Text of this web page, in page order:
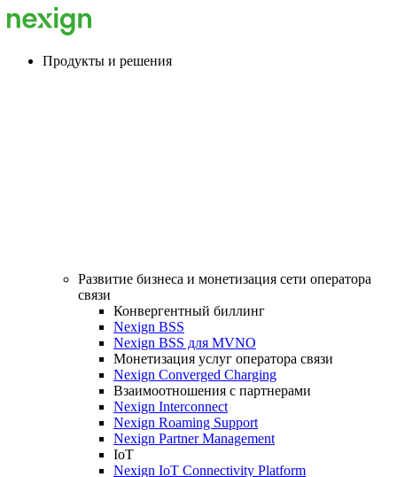
Продукты и решения
Развитие бизнеса и монетизация сети оператора
связи
Конвергентный биллинг
Nexign BSS
Nexign BSS для MVNO
Монетизация услуг оператора связи
Nexign Converged Charging
Взаимоотношения с партнерами
Nexign Interconnect
Nexign Roaming Support
Nexign Partner Management
IoT
Nexign IoT Connectivity Platform